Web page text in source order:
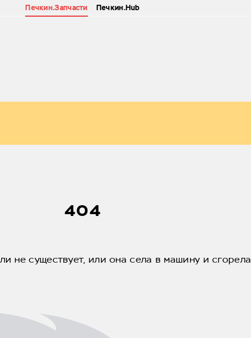
Печкин.Запчасти Печкин.Hub
404
не существует, или она села в машину и сгорела